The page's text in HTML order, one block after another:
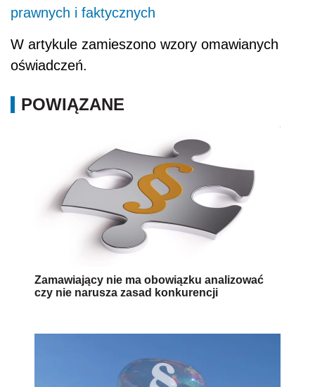
prawnych i faktycznych
W artykule zamieszono wzory omawianych
oświadczeń.
POWIĄZANE
Zamawiający nie ma obowiązku analizować
czy nie narusza zasad konkurencji